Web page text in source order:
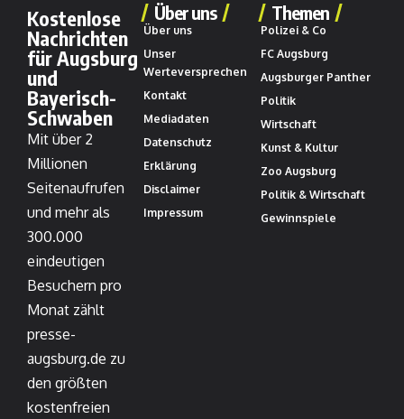
Kostenlose
Nachrichten
für Augsburg
und
Bayerisch-
Schwaben
Mit über 2
Millionen
Seitenaufrufen
und mehr als
300.000
eindeutigen
Besuchern pro
Monat zählt
presse-
augsburg.de zu
den größten
kostenfreien
Über uns
Über uns
Unser
Werteversprechen
Kontakt
Mediadaten
Datenschutz
Erklärung
Disclaimer
Impressum
Themen
Polizei & Co
FC Augsburg
Augsburger Panther
Politik
Wirtschaft
Kunst & Kultur
Zoo Augsburg
Politik & Wirtschaft
Gewinnspiele